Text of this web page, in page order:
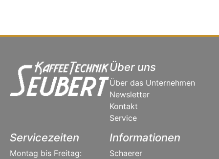
Über uns
Über das Unternehmen
Newsletter
Kontakt
Service
Servicezeiten
Montag bis Freitag:
Informationen
Schaerer